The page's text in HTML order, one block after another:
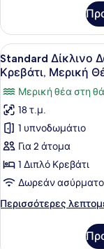
στη
Θάλασσα
Δωμάτιο
(Double),
Θέα
στη
Θάλασσα
Προβολή
όλων
των
φωτογραφιών
για
Standard
Δίκλινο
Δωμάτιο
(Double
Twin),
1
Standard Δίκλινο
Κρεβάτι, Μερική
Μερική θέα στη
18 τ.μ.
1 υπνοδωμάτιο
Για 2 άτομα
1 Διπλό Κρεβάτι
Δωρεάν ασύρματο
Περισσότερες
Περισσότερες